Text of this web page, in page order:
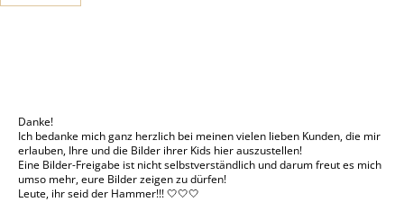
Danke!
Ich bedanke mich ganz herzlich bei meinen vielen lieben Kunden, die mir
erlauben, Ihre und die Bilder ihrer Kids hier auszustellen!
Eine Bilder-Freigabe ist nicht selbstverständlich und darum freut es mich
umso mehr, eure Bilder zeigen zu dürfen!
Leute, ihr seid der Hammer!!! 🤍🤍🤍